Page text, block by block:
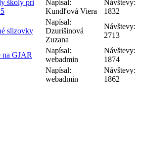
školy pri
Napísal:
Kundľová Viera
Návštevy:
1832
slizovky
Napísal:
Dzurišinová
Zuzana
Návštevy:
2713
na GJAR
Napísal:
webadmin
Návštevy:
1874
Napísal:
webadmin
Návštevy:
1862